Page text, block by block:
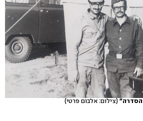
הסדרה"(צילום: אלבום פרטי)